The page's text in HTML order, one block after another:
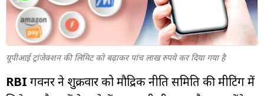
म्यूचुअल
फंड
यूपीआई ट्रांजेक्‍शन की ल‍िमिट को बढ़ाकर पांच लाख रुपये कर द‍िया गया है
RBI गवर्नर ने शुक्रवार को मौद्र‍िक नीत‍ि सम‍ित‍ि की मीट‍िंग में